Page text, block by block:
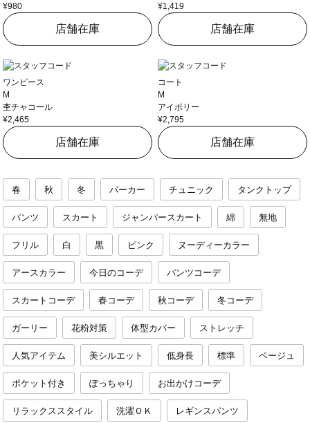
¥980
店舗在庫
¥1,419
店舗在庫
ワンピース
M
杢チャコール
¥2,465
店舗在庫
コート
M
アイボリー
¥2,795
店舗在庫
春 秋 冬 パーカー チュニック タンクトップ
パンツ スカート ジャンパースカート 綿 無地
フリル 白 黒 ピンク ヌーディーカラー
アースカラー 今日のコーデ パンツコーデ
スカートコーデ 春コーデ 秋コーデ 冬コーデ
ガーリー 花粉対策 体型カバー ストレッチ
人気アイテム 美シルエット 低身長 標準 ベージュ
ポケット付き ぽっちゃり お出かけコーデ
リラックススタイル 洗濯ＯＫ レギンスパンツ